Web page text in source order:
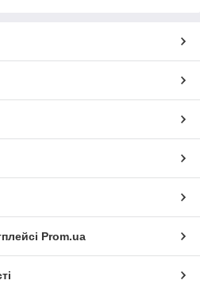
Prom.ua